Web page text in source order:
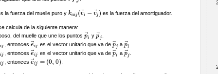
la fuerza del muelle puro y kaij (v⃗i − v⃗j )
kaij(v→ −v →j ) es la fuerza del amortiguador.
calcula de la siguiente manera:
del muelle que une los puntos p⃗i
p→i
yp⃗j
p→
ij , entonces e⃗ij
e→ jes el vector unitario que va de p⃗j
p→j
a p⃗i
p→
ij , entonces e⃗ij
e→ jes el vector unitario que va de p⃗i
p→i
a p⃗j
p→
ij , entonces e⃗ij = (0, 0)
e→ j=( 0,0)